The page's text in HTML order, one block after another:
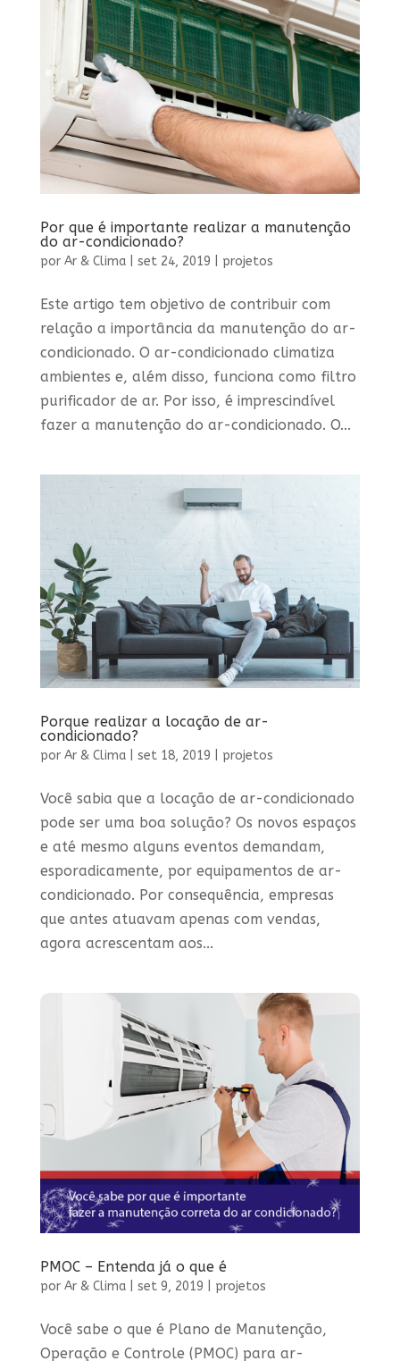
Por que é importante realizar a manutenção
do ar-condicionado?
por Ar & Clima| set 24, 2019 projetos
Este artigo tem objetivo de contribuir com
relação a importância da manutenção do ar-
condicionado. O ar-condicionado climatiza
ambientes e, além disso, funciona como filtro
purificador de ar. Por isso, é imprescindível
fazer a manutenção do ar-condicionado. O...
Porque realizar a locação de ar-
condicionado?
por Ar & Clima| set 18, 2019 projetos
Você sabia que a locação de ar-condicionado
pode ser uma boa solução? Os novos espaços
e até mesmo alguns eventos demandam,
esporadicamente, por equipamentos de ar-
condicionado. Por consequência, empresas
que antes atuavam apenas com vendas,
agora acrescentam aos...
PMOC – Entenda já o que é
por Ar & Clima| set 9, 2019 projetos
Você sabe o que é Plano de Manutenção,
Operação e Controle (PMOC) para ar-